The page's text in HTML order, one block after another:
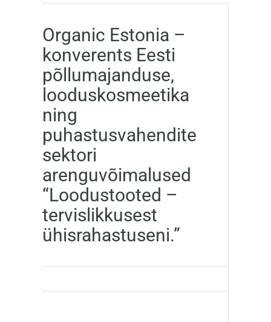
Organic Estonia –
konverents Eesti
põllumajanduse,
looduskosmeetika
ning
puhastusvahendite
sektori
arenguvõimalused
“Loodustooted –
tervislikkusest
ühisrahastuseni.”